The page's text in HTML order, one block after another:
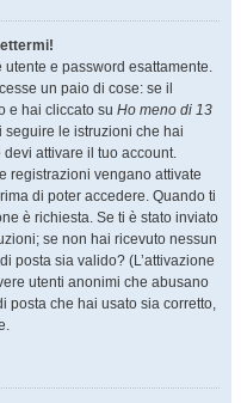
e password esattamente.
un paio di cose: se il
e hai cliccato su Ho meno di 13
seguire le istruzioni che hai
attivare il tuo account.
registrazioni vengano attivate
di poter accedere. Quando ti
è richiesta. Se ti è stato inviato
se non hai ricevuto nessun
posta sia valido? (L’attivazione
utenti anonimi che abusano
posta che hai usato sia corretto,